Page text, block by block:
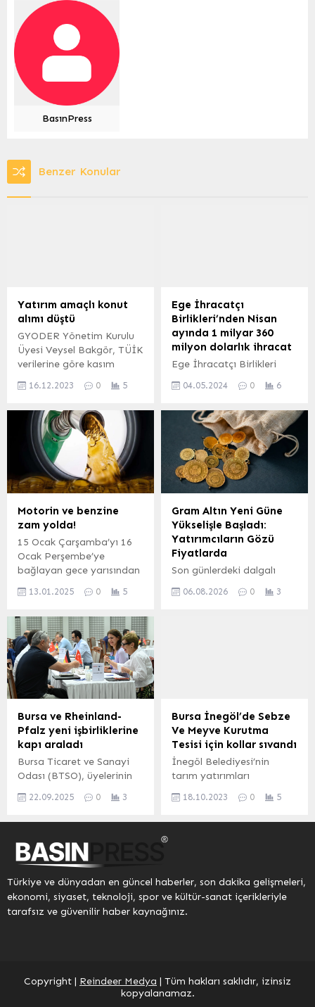
BasınPress
Benzer Konular
Yatırım amaçlı konut
alımı düştü
GYODER Yönetim Kurulu
Üyesi Veysel Bakgör, TÜİK
verilerine göre kasım
konut alımlarının
BURSA (İGFA) – Türkiye
İstatistik Kurumu’nun
verilerine göre, ülke
genelinde konut satışları
kasım ayında bir önceki
yılın aynı ayına göre
yüzde 20,6 azalarak 93
bin 514 oldu. Yabancılara
yapılan konut satışları ise
yüzde 61,5...
16.12.2023 0 5
Ege İhracatçı
Birlikleri’nden Nisan
ayında 1 milyar 360
milyon dolarlık ihracat
Ege İhracatçı Birlikleri
milyar 360 milyon dolarlık
gerçekleştirdi. EİB’nin
2024 yılının Ocak-Nisan
döneminde ihracatı 6
milyar 18 milyon dolar
olurken, son 1 yıllık
dönemdeki ihracatı 18
milyar 230 milyon dolara
ilerledi. İZMİR (İGFA) –
171 milyon dolarlık
ihracata imza atan Ege
Demir ve Demirdışı
Metaller İhracatçıları
Birliği...
04.05.2024 0 6
Motorin ve benzine
zam yolda!
15 Ocak Çarşamba’yı 16
Ocak Perşembe’ye
bağlayan gece yarısından
benzine ise 1,56 TL zam
13.01.2025 0 5
Gram Altın Yeni Güne
Yükselişle Başladı:
Yatırımcıların Gözü
Fiyatlarda
Son günlerdeki dalgalı
yeni güne artışla başladı.
fiyatları üzerinde etkili
olmaya devam ediyor.
Güncel Altın Fiyatları
Yatırımcıların merakla
beklediği güncel altın
fiyatları şu...
06.08.2026 0 3
Bursa ve Rheinland-
Pfalz yeni işbirliklerine
kapı araladı
Bursa Ticaret ve Sanayi
Odası (BTSO), üyelerinin
geliştirmeye yönelik
BTSO, Almanya’nın
Rheinland-Pfalz
heyetini Bursa iş
dünyasıyla buluşturdu.
Kimya ve plastik, tarım
farklı sektörlerden
22.09.2025 0 3
Bursa İnegöl’de Sebze
Ve Meyve Kurutma
Tesisi için kollar sıvandı
İnegöl Belediyesi’nin
tarım yatırımları
geçen Üreten Çiftçiler
çalışmalara başladı.
BURSA (İGFA) – İnegöl
Belediyesi’nin tarım
Kooperatifi, İnegöl
18.10.2023 0 5
Türkiye ve dünyadan en güncel haberler, son dakika gelişmeleri,
ekonomi, siyaset, teknoloji, spor ve kültür-sanat içerikleriyle
tarafsız ve güvenilir haber kaynağınız.
Copyright | Reindeer Medya | Tüm hakları saklıdır, izinsiz
kopyalanamaz.